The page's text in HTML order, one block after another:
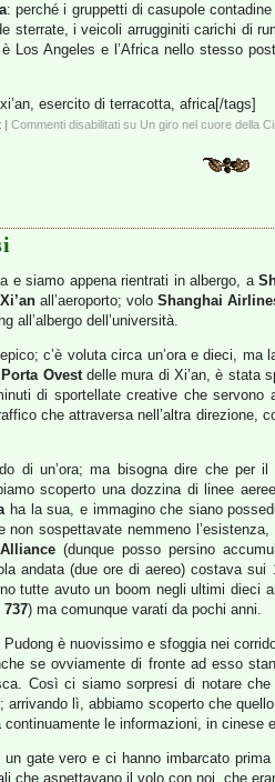
: perché i gruppetti di casupole
sterrate, i veicoli arrugginiti carichi di
Los Angeles e l’Africa nello stesso
esercito di terracotta, africa[/tags]
| Commenti disabilitati su Un giro nel cuore della
e siamo appena rientrati in albergo, a
Xi’anall’aeroporto; voloShanghai
all’albergo dell’università.
c’è voluta circa un’ora e dieci,
Porta Ovestdelle mura di Xi’an, è stata
di sportellate creative che
che attraversa nell’altra
di un’ora; ma bisogna dire che
scoperto una dozzina di linee
ha la sua, e immagino che siano
non sospettavate nemmeno
(dunque posso persino
andata (due ore di aereo) costava
tutte avuto un boom negli ultimi dieci
737) ma comunque varati da pochi anni.
Pudong è nuovissimo e sfoggia nei
se ovviamente di fronte ad esso
Così ci siamo sorpresi di notare
lì, abbiamo scoperto che
le informazioni, in cinese
gate vero e ci hanno imbarcato
che aspettavano il volo con noi, che